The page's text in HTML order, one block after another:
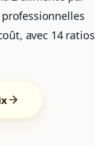
avec 14 ratios